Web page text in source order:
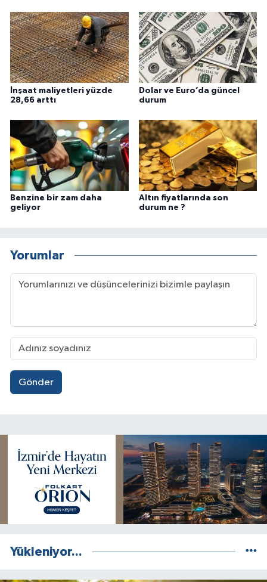
İnşaat maliyetleri yüzde
28,66 arttı
Dolar ve Euro’da güncel
durum
Benzine bir zam daha
geliyor
Altın fiyatlarında son
durum ne ?
Yorumlar
Gönder
Yükleniyor...